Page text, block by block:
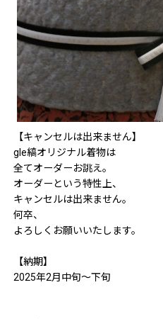
【キャンセルは出来ません】
gle縞オリジナル着物は
全てオーダーお誂え。
オーダーという特性上、
キャンセルは出来ません。
何卒、
よろしくお願いいたします。
【納期】
2025年2月中旬〜下旬